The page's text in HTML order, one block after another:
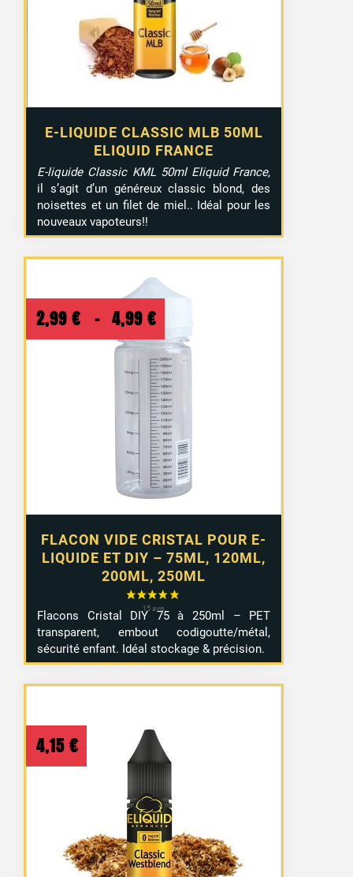
E-LIQUIDE CLASSIC MLB 50ML
ELIQUID FRANCE
E-liquide Classic KML 50ml Eliquid France,
il s’agit d’un généreux classic blond, des
noisettes et un filet de miel.. Idéal pour les
nouveaux vapoteurs!!
FLACON VIDE CRISTAL POUR E-
LIQUIDE ET DIY – 75ML, 120ML,
200ML, 250ML
2,99 € – 4,99 €
de
prix :
2,99 €
à
4,99 €
Flacons Cristal DIY 75 à 250ml – PET
transparent, embout codigoutte/métal,
sécurité enfant. Idéal stockage & précision.
4,15 €